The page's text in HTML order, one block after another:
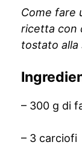
Come fare
ricetta con
tostato alla
– 300 g di
– 3 carciofi